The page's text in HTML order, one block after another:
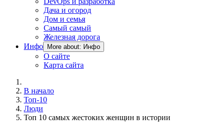
Дача и огород
Дом и семья
Самый самый
Железная дорога
Инфо
More about: Инфо
О сайте
Карта сайта
В начало
Топ-10
Люди
Топ 10 самых жестоких женщин в истории